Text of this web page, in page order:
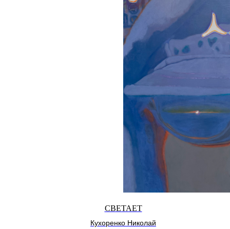
СВЕТАЕТ
Кухоренко Николай